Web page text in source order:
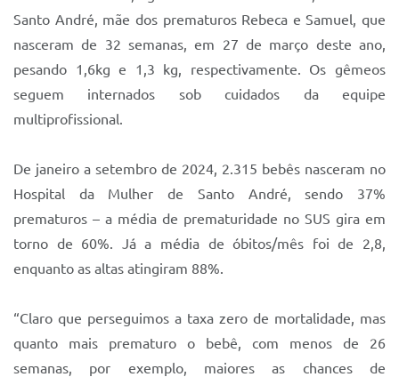
Santo André, mãe dos prematuros Rebeca e Samuel, que
nasceram de 32 semanas, em 27 de março deste ano,
pesando 1,6kg e 1,3 kg, respectivamente. Os gêmeos
seguem internados sob cuidados da equipe
multiprofissional.
De janeiro a setembro de 2024, 2.315 bebês nasceram no
Hospital da Mulher de Santo André, sendo 37%
prematuros – a média de prematuridade no SUS gira em
torno de 60%. Já a média de óbitos/mês foi de 2,8,
enquanto as altas atingiram 88%.
“Claro que perseguimos a taxa zero de mortalidade, mas
quanto mais prematuro o bebê, com menos de 26
semanas, por exemplo, maiores as chances de